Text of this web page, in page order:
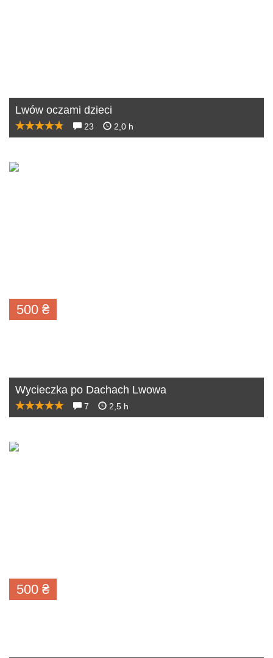
Lwów oczami dzieci
23 2,0 h
500 ₴
Wycieczka po Dachach Lwowa
7 2,5 h
500 ₴